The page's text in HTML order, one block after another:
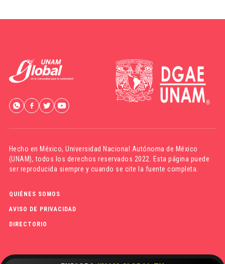
Hecho en México,Universidad Nacional Autónoma de México
(UNAM), todos los derechos reservados 2022. Esta página puede
ser reproducida siempre y cuando se cite la fuente completa.
QUIÉNES SOMOS
AVISO DE PRIVACIDAD
DIRECTORIO